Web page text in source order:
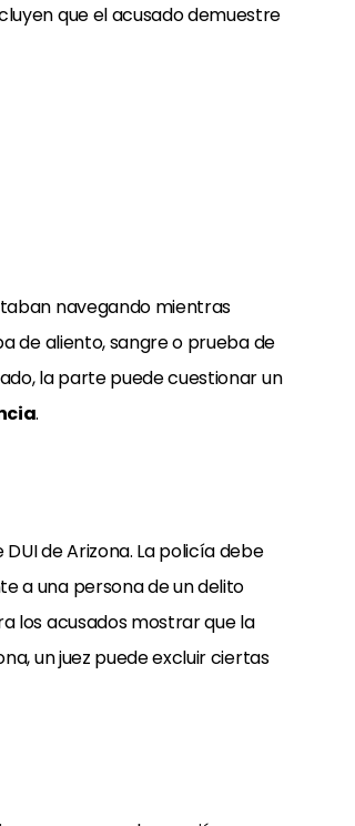
que el acusado demuestre
navegando mientras
de aliento, sangre o prueba de
la parte puede cuestionar un
.
de Arizona. La policía debe
a una persona de un delito
los acusadosmostrar que la
un juez puede excluir ciertas